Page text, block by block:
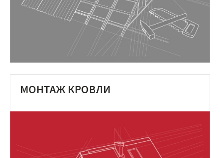
МОНТАЖ КРОВЛИ